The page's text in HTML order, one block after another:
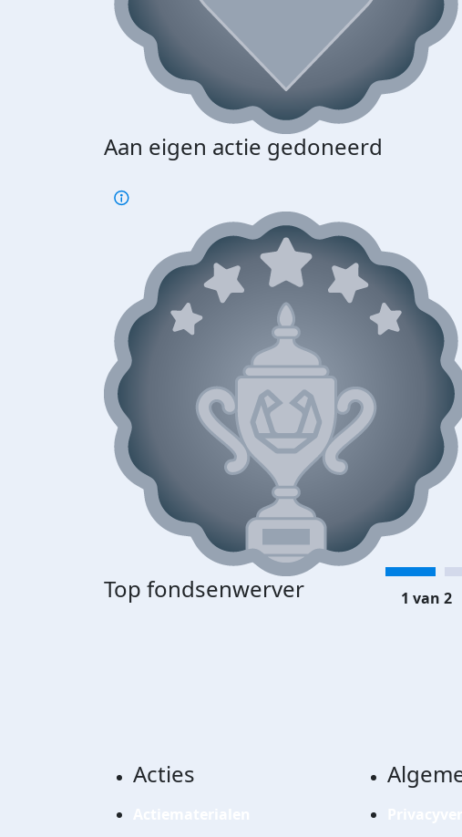
Aan eigen actie gedoneerd
Top fondsenwerver 1 van 2
Acties